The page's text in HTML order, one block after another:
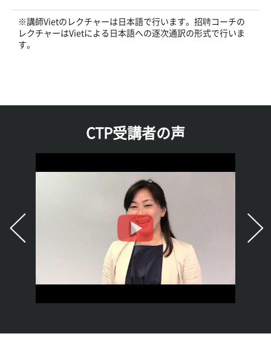
※講師Vietのレクチャーは日本語で行います。招聘コーチの
レクチャーはVietによる日本語への逐次通訳の形式で行いま
す。
CTP受講者の声